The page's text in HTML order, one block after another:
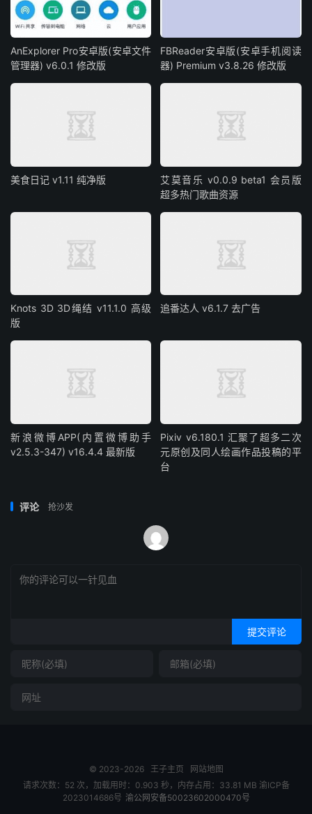
AnExplorer Pro安卓版(安卓文件
管理器) v6.0.1 修改版
FBReader安卓版(安卓手机阅读
器) Premium v3.8.26 修改版
美食日记 v1.11 纯净版
艾莫音乐 v0.0.9 beta1 会员版
超多热门歌曲资源
Knots 3D 3D绳结 v11.1.0 高级
版
追番达人 v6.1.7 去广告
新浪微博APP(内置微博助手
v2.5.3-347) v16.4.4 最新版
Pixiv v6.180.1 汇聚了超多二次
元原创及同人绘画作品投稿的平
台
评论 抢沙发
提交评论
© 2023-2026 王子主页
网站地图
请求次数：52 次，加载用时：0.903 秒，内存占用：33.81 MB 渝ICP备
2023014686号 渝公网安备50023602000470号